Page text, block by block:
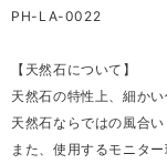
PH-LA-0022
【天然石について】
天然石の特性上、細か
天然石ならではの風合
また、使用するモニタ